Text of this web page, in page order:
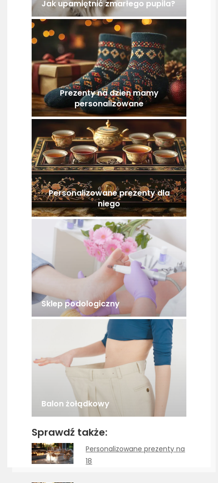
Jak upamiętnić zmarłego pupila?
Prezenty na dzien mamy
personalizowane
Personalizowane prezenty dla
niego
Sklep podologiczny
Balon żołądkowy
Sprawdź także:
Personalizowane prezenty na
18